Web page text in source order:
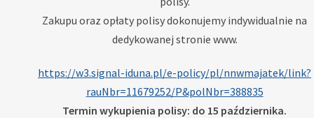
Zakupu oraz opłaty polisy dokonujemy indywidualnie na
dedykowanej stronie www.
https://w3.signal-iduna.pl/e-policy/pl/nnwmajatek/link?
rauNbr=11679252/P&polNbr=388835
Termin wykupienia polisy: do 15 października.